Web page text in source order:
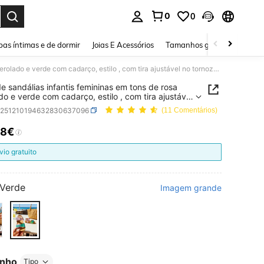
0 0
íntimas e de dormir Joias E Acessórios Tamanhos grandes
1 par de sandálias infantis femininas em tons de rosa perolado e verde com cadarço, estilo , com tira ajustável no tornozelo, sola macia e design colorido, perfeitas para praia e uso diário no verão.
sandálias infantis femininas em tons de rosa
e verde com cadarço, estilo , com tira ajustável
sola macia e design colorido, perfeitas
e uso diário no verão.
(11 Comentários)
AND AVAILABILITY
gratuito
Verde Imagem grande
Tipo